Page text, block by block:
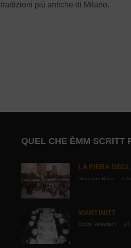
più antiche di Milano.
QUEL CHE ÈMM SCRITT
LA FIERA
Giuseppe Reiss 6
MARTINITT
Ettore Veneziani 14